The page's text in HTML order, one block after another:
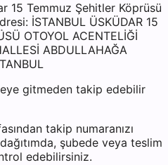
15 Temmuz Şehitler Köprüsü
İSTANBUL ÜSKÜDAR 15
OTOYOL ACENTELİĞİ
ABDULLAHAĞA
gitmeden takip edebilir
takip numaranızı
şubede veya teslim
edebilirsiniz.